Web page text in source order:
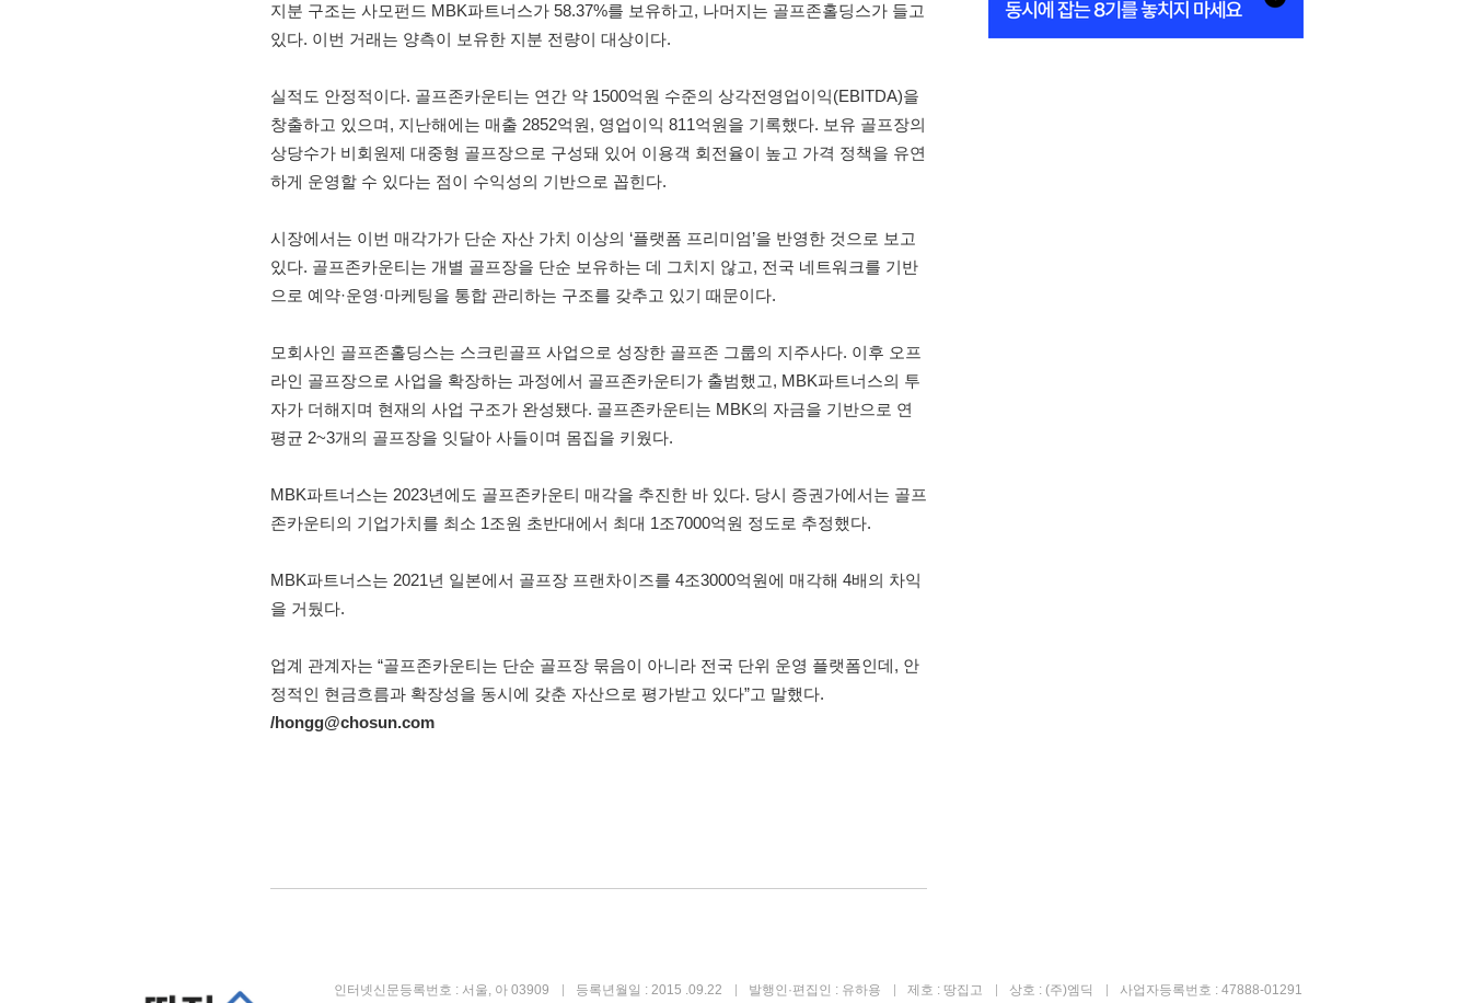
지분 구조는 사모펀드 MBK파트너스가 58.37%를 보유하고, 나머지는 골프존홀딩스가 들고
있다. 이번 거래는 양측이 보유한 지분 전량이 대상이다.
실적도 안정적이다. 골프존카운티는 연간 약 1500억원 수준의 상각전영업이익(EBITDA)을
창출하고 있으며, 지난해에는 매출 2852억원, 영업이익 811억원을 기록했다. 보유 골프장의
상당수가 비회원제 대중형 골프장으로 구성돼 있어 이용객 회전율이 높고 가격 정책을 유연
하게 운영할 수 있다는 점이 수익성의 기반으로 꼽힌다.
시장에서는 이번 매각가가 단순 자산 가치 이상의 ‘플랫폼 프리미엄’을 반영한 것으로 보고
있다. 골프존카운티는 개별 골프장을 단순 보유하는 데 그치지 않고, 전국 네트워크를 기반
으로 예약·운영·마케팅을 통합 관리하는 구조를 갖추고 있기 때문이다.
모회사인 골프존홀딩스는 스크린골프 사업으로 성장한 골프존 그룹의 지주사다. 이후 오프
라인 골프장으로 사업을 확장하는 과정에서 골프존카운티가 출범했고, MBK파트너스의 투
자가 더해지며 현재의 사업 구조가 완성됐다. 골프존카운티는 MBK의 자금을 기반으로 연
평균 2~3개의 골프장을 잇달아 사들이며 몸집을 키웠다.
MBK파트너스는 2023년에도 골프존카운티 매각을 추진한 바 있다. 당시 증권가에서는 골프
존카운티의 기업가치를 최소 1조원 초반대에서 최대 1조7000억원 정도로 추정했다.
MBK파트너스는 2021년 일본에서 골프장 프랜차이즈를 4조3000억원에 매각해 4배의 차익
을 거뒀다.
업계 관계자는 “골프존카운티는 단순 골프장 묶음이 아니라 전국 단위 운영 플랫폼인데, 안
정적인 현금흐름과 확장성을 동시에 갖춘 자산으로 평가받고 있다”고 말했다.
/hongg@chosun.com
인터넷신문등록번호 : 서울, 아 03909 등록년월일 : 2015 .09.22 발행인·편집인 : 유하용 제호 : 땅집고 상호 : (주)엠딕 사업자등록번호 : 47888-01291